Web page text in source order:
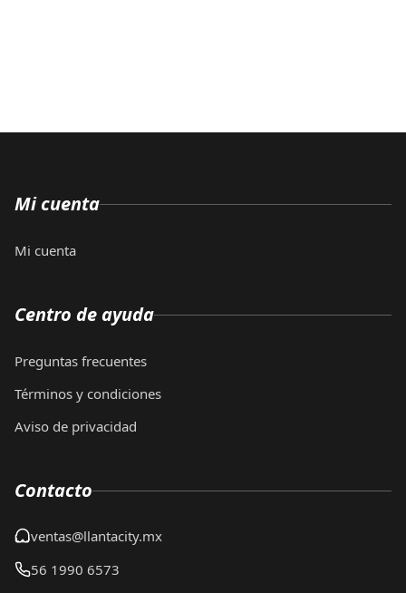
Mi cuenta
Mi cuenta
Centro de ayuda
Preguntas frecuentes
Términos y condiciones
Aviso de privacidad
Contacto
ventas@llantacity.mx
56 1990 6573